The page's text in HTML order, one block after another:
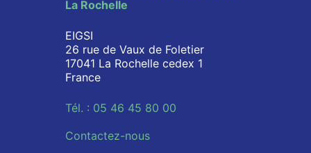
La Rochelle
EIGSI
26 rue de Vaux de Foletier
17041 La Rochelle cedex 1
France
Tél. : 05 46 45 80 00
Contactez-nous